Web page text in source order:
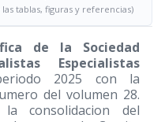
tablas, figuras y referencias)
de la Sociedad
Especialistas
2025 con la
del volumen 28.
consolidacion del